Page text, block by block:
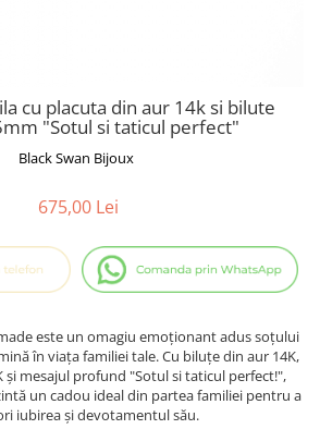
cu poza
cu placuta din aur 14k si bilute
"Sotul si taticul perfect"
Black Swan Bijoux
675,00 Lei
este un omagiu emoționant adus soțului
în viața familiei tale. Cu biluțe din aur 14K,
și mesajul profund "Sotul si taticul perfect!",
un cadou ideal din partea familiei pentru a
iubirea și devotamentul său.